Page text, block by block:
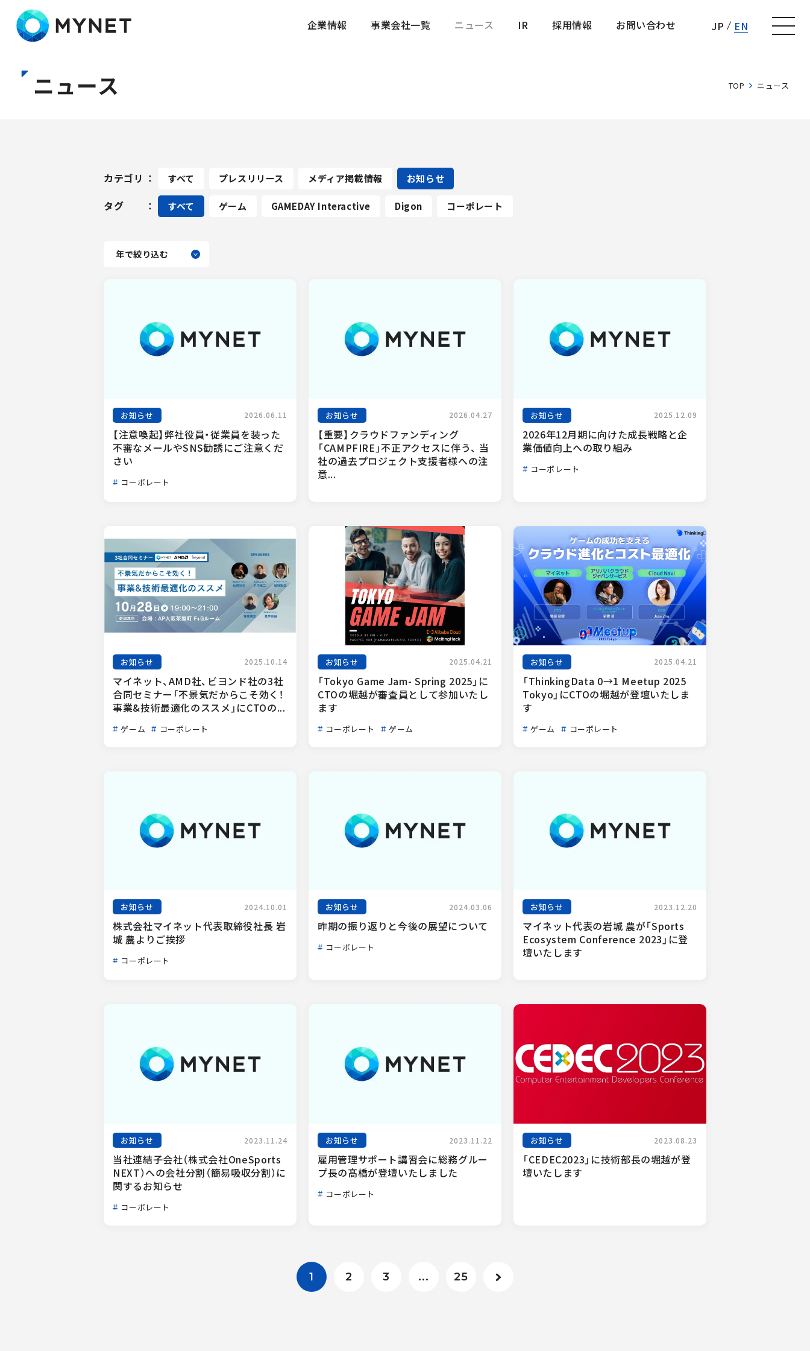
企業情報
事業会社一覧
ニュース
IR
採用情報
お問い合わせ
JP EN
TOP ニュース
ニュース
カテゴリ すべて プレスリリース メディア掲載情報 お知らせ
タグ すべて ゲーム GAMEDAY Interactive Digon コーポレート
お知らせ 2026.06.11
【注意喚起】弊社役員・従業員を装った
不審なメールやSNS勧誘にご注意くだ
さい
コーポレート
お知らせ 2026.04.27
【重要】クラウドファンディング
「CAMPFIRE」不正アクセスに伴う、 当
社の過去プロジェクト支援者様への注
意...
お知らせ 2025.12.09
2026年12月期に向けた成長戦略と企
業価値向上への取り組み
コーポレート
お知らせ 2025.10.14
マイネット、AMD社、ビヨンド社の3社
合同セミナー「不景気だからこそ効く！
事業&技術最適化のススメ」にCTOの...
ゲーム コーポレート
お知らせ 2025.04.21
「Tokyo Game Jam- Spring 2025」に
CTOの堀越が審査員として参加いたし
ます
コーポレート ゲーム
お知らせ 2025.04.21
「ThinkingData 0→1 Meetup 2025
Tokyo」にCTOの堀越が登壇いたしま
す
ゲーム コーポレート
お知らせ 2024.10.01
株式会社マイネット代表取締役社長 岩
城 農よりご挨拶
コーポレート
お知らせ 2024.03.06
昨期の振り返りと今後の展望について
コーポレート
お知らせ 2023.12.20
マイネット代表の岩城 農が「Sports
Ecosystem Conference 2023」に登
壇いたします
お知らせ 2023.11.24
当社連結子会社（株式会社OneSports
NEXT）への会社分割（簡易吸収分割）に
関するお知らせ
コーポレート
お知らせ 2023.11.22
雇用管理サポート講習会に総務グルー
プ長の髙橋が登壇いたしました
コーポレート
お知らせ 2023.08.23
「CEDEC2023」に技術部長の堀越が登
壇いたします
1 2 3 ... 25